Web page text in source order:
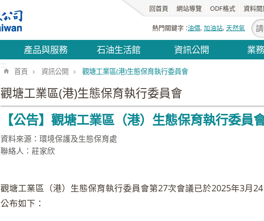
回首頁 網站導覽 ODF格式 資料開
熱門關鍵字 油價 加油站 天然氣
產品與服務 石油生活館 資訊公開 業
:::
首頁 資訊公開 觀塘工業區(港)生態保育執行委員會
觀塘工業區(港)生態保育執行委員會
【公告】觀塘工業區（港）生態保育執行委員
資料來源：環境保護及生態保育處
聯絡人：莊家欣
觀塘工業區（港）生態保育執行委員會第27次會議已於2025年3月
公布如下：